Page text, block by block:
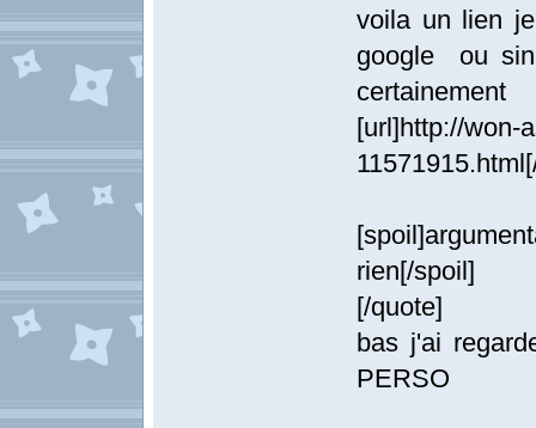
voila un lien
google ou
certainement
[url]http://won-
rien[/spoil]
[/quote]
bas j'ai
PERSO